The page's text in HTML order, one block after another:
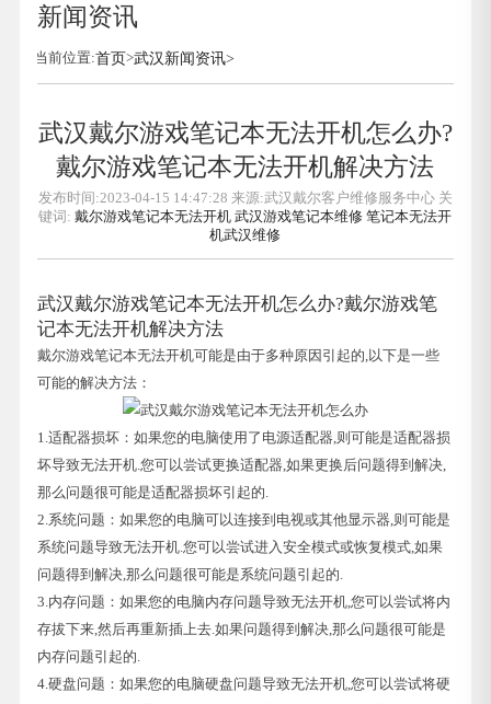
新闻资讯
当前位置:首页>武汉新闻资讯>
武汉戴尔游戏笔记本无法开机怎么办?
戴尔游戏笔记本无法开机解决方法
发布时间:2023-04-15 14:47:28 来源:武汉戴尔客户维修服务中心 关
键词:戴尔游戏笔记本无法开机 武汉游戏笔记本维修 笔记本无法开
机武汉维修
武汉戴尔游戏笔记本无法开机怎么办?戴尔游戏笔
记本无法开机解决方法
戴尔游戏笔记本无法开机可能是由于多种原因引起的,以下是一些
可能的解决方法：
1.适配器损坏：如果您的电脑使用了电源适配器,则可能是适配器损
坏导致无法开机.您可以尝试更换适配器,如果更换后问题得到解决,
那么问题很可能是适配器损坏引起的.
2.系统问题：如果您的电脑可以连接到电视或其他显示器,则可能是
系统问题导致无法开机.您可以尝试进入安全模式或恢复模式,如果
问题得到解决,那么问题很可能是系统问题引起的.
3.内存问题：如果您的电脑内存问题导致无法开机,您可以尝试将内
存拔下来,然后再重新插上去.如果问题得到解决,那么问题很可能是
内存问题引起的.
4.硬盘问题：如果您的电脑硬盘问题导致无法开机,您可以尝试将硬